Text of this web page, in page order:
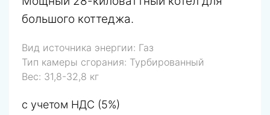
большого коттеджа.
Вид источника энергии: Газ
Тип камеры сгорания: Турбированный
Вес: 31,8-32,8 кг
с учетом НДС (5%)